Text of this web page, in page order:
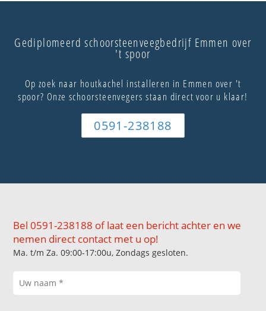
Gediplomeerd schoorsteenveegbedrijf Emmen over
't spoor
Op zoek naar houtkachel installeren in Emmen over 't
spoor? Onze schoorsteenvegers staan direct voor u klaar!
0591-238188
Bel 0591-238188 of laat een bericht achter en we
nemen direct contact met u op!
Ma. t/m Za. 09:00-17:00u, Zondags gesloten.